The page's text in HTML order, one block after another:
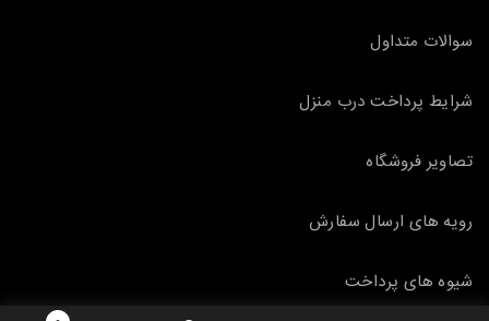
سوالات متداول
شرایط پرداخت درب منزل
تصاویر فروشگاه
رویه های ارسال سفارش
شیوه های پرداخت